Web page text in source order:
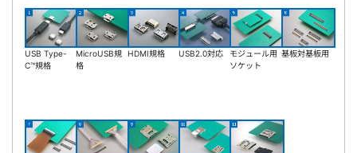
USB Type-
C™規格
MicroUSB規
格
HDMI規格 USB2.0対応
モジュール用
ソケット
基板対基板用